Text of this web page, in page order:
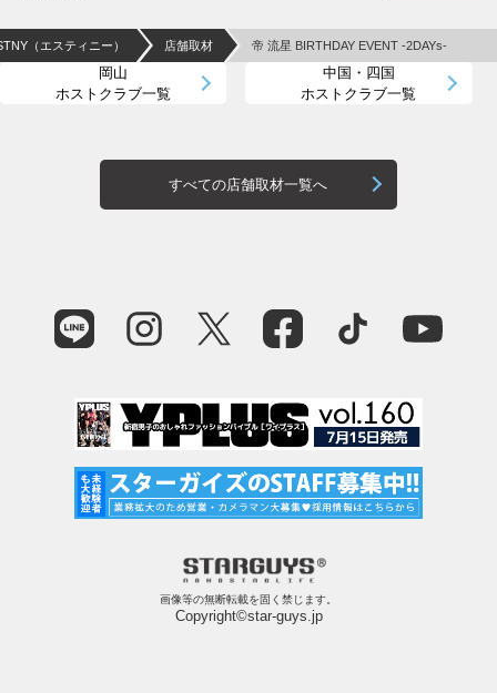
（エスティニー） 店舗取材 帝 流星 BIRTHDAY EVENT -2DAYs-
岡山
ホストクラブ一覧
中国・四国
ホストクラブ一覧
すべての店舗取材一覧へ
画像等の無断転載を固く禁じます。
Copyright©star-guys.jp